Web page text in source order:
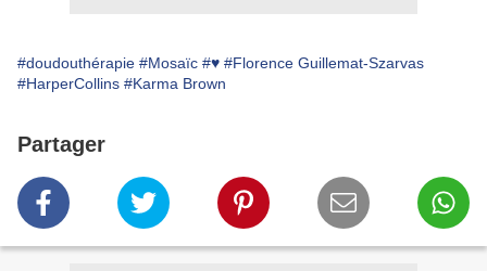
#doudouthérapie #Mosaïc #♥ #Florence Guillemat-Szarvas
#HarperCollins #Karma Brown
Partager